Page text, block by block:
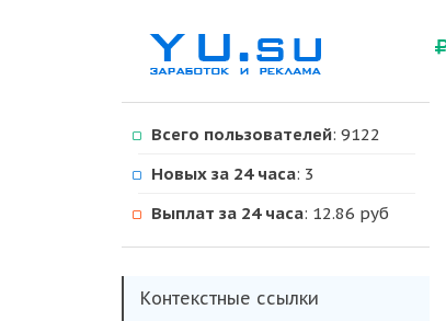
Всего пользователей: 9122
Новых за 24 часа: 3
Выплат за 24 часа: 12.86 руб
Kонтекстные ссылки